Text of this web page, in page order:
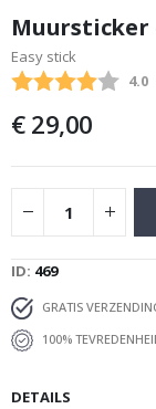
het
begin
van
afbeeldingen-
Muursticker
Easy stick
4.0
€ 29,00
ID 469
GRATIS
100%
DETAILS